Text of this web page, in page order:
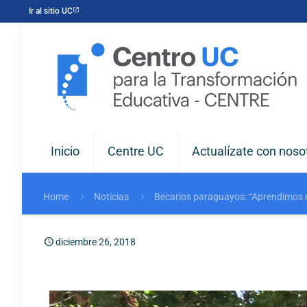
Ir al sitio UC
Inicio Centre UC Actualízate con
Home Noticias Becarios paraguayos:
diciembre 26, 2018